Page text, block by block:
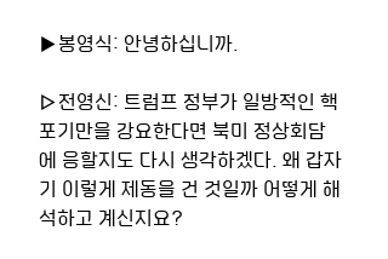
▶봉영식: 안녕하십니까.
▷전영신: 트럼프 정부가 일방적인 핵
포기만을 강요한다면 북미 정상회담
에 응할지도 다시 생각하겠다. 왜 갑자
기 이렇게 제동을 건 것일까 어떻게 해
석하고 계신지요?